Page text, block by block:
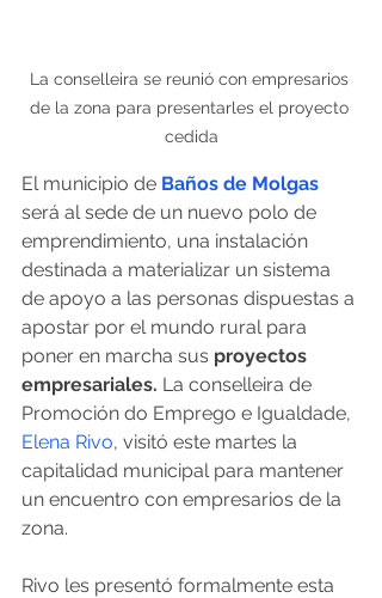
La conselleira se reunió con empresarios
de la zona para presentarles el proyecto
cedida
El municipio de Baños de Molgas
será al sede de un nuevo polo de
emprendimiento, una instalación
destinada a materializar un sistema
de apoyo a las personas dispuestas a
apostar por el mundo rural para
poner en marcha sus proyectos
empresariales. La conselleira de
Promoción do Emprego e Igualdade,
Elena Rivo, visitó este martes la
capitalidad municipal para mantener
un encuentro con empresarios de la
zona.
Rivo les presentó formalmente esta